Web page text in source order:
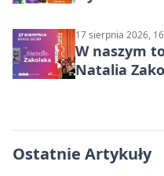
17 sierpnia 2026,
W naszym
Natalia
Ostatnie Artykuły